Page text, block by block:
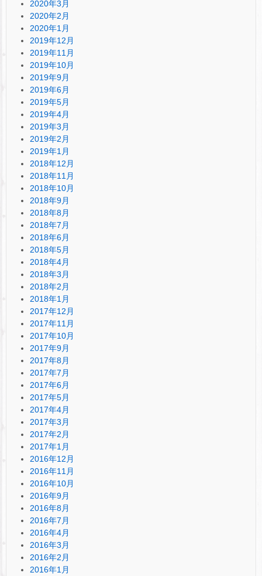
2020年3月
2020年2月
2020年1月
2019年12月
2019年11月
2019年10月
2019年9月
2019年6月
2019年5月
2019年4月
2019年3月
2019年2月
2019年1月
2018年12月
2018年11月
2018年10月
2018年9月
2018年8月
2018年7月
2018年6月
2018年5月
2018年4月
2018年3月
2018年2月
2018年1月
2017年12月
2017年11月
2017年10月
2017年9月
2017年8月
2017年7月
2017年6月
2017年5月
2017年4月
2017年3月
2017年2月
2017年1月
2016年12月
2016年11月
2016年10月
2016年9月
2016年8月
2016年7月
2016年4月
2016年3月
2016年2月
2016年1月